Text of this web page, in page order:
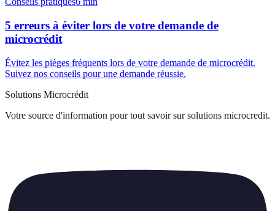
5 erreurs à éviter lors de votre demande de
microcrédit
Évitez les pièges fréquents lors de votre demande de microcrédit.
Suivez nos conseils pour une demande réussie.
Solutions Microcrédit
Votre source d'information pour tout savoir sur solutions microcredit.